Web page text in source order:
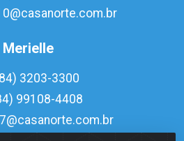
Merielle
3203-3300
99108-4408